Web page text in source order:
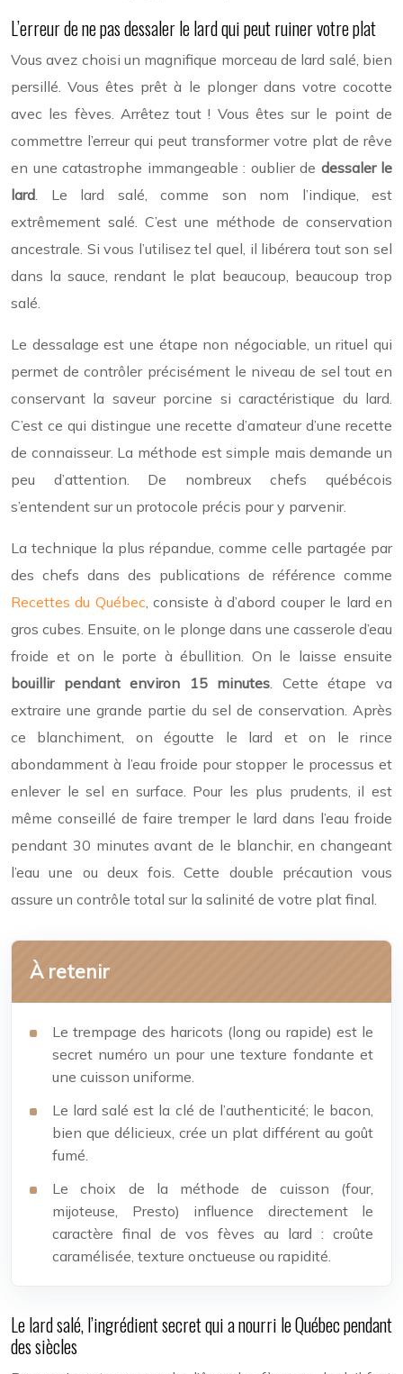
L’erreur de ne pas dessaler le lard qui peut ruiner votre plat
Vous avez choisi un magnifique morceau de lard salé, bien
persillé. Vous êtes prêt à le plonger dans votre cocotte
avec les fèves. Arrêtez tout ! Vous êtes sur le point de
commettre l’erreur qui peut transformer votre plat de rêve
en une catastrophe immangeable : oublier de dessaler le
lard. Le lard salé, comme son nom l’indique, est
extrêmement salé. C’est une méthode de conservation
ancestrale. Si vous l’utilisez tel quel, il libérera tout son sel
dans la sauce, rendant le plat beaucoup, beaucoup trop
salé.
Le dessalage est une étape non négociable, un rituel qui
permet de contrôler précisément le niveau de sel tout en
conservant la saveur porcine si caractéristique du lard.
C’est ce qui distingue une recette d’amateur d’une recette
de connaisseur. La méthode est simple mais demande un
peu d’attention. De nombreux chefs québécois
s’entendent sur un protocole précis pour y parvenir.
La technique la plus répandue, comme celle partagée par
des chefs dans des publications de référence comme
Recettes du Québec, consiste à d’abord couper le lard en
gros cubes. Ensuite, on le plonge dans une casserole d’eau
froide et on le porte à ébullition. On le laisse ensuite
bouillir pendant environ 15 minutes. Cette étape va
extraire une grande partie du sel de conservation. Après
ce blanchiment, on égoutte le lard et on le rince
abondamment à l’eau froide pour stopper le processus et
enlever le sel en surface. Pour les plus prudents, il est
même conseillé de faire tremper le lard dans l’eau froide
pendant 30 minutes avant de le blanchir, en changeant
l’eau une ou deux fois. Cette double précaution vous
assure un contrôle total sur la salinité de votre plat final.
À retenir
Le trempage des haricots (long ou rapide) est le
secret numéro un pour une texture fondante et
une cuisson uniforme.
Le lard salé est la clé de l’authenticité; le bacon,
bien que délicieux, crée un plat différent au goût
fumé.
Le choix de la méthode de cuisson (four,
mijoteuse, Presto) influence directement le
caractère final de vos fèves au lard : croûte
caramélisée, texture onctueuse ou rapidité.
Le lard salé, l’ingrédient secret qui a nourri le Québec pendant
des siècles